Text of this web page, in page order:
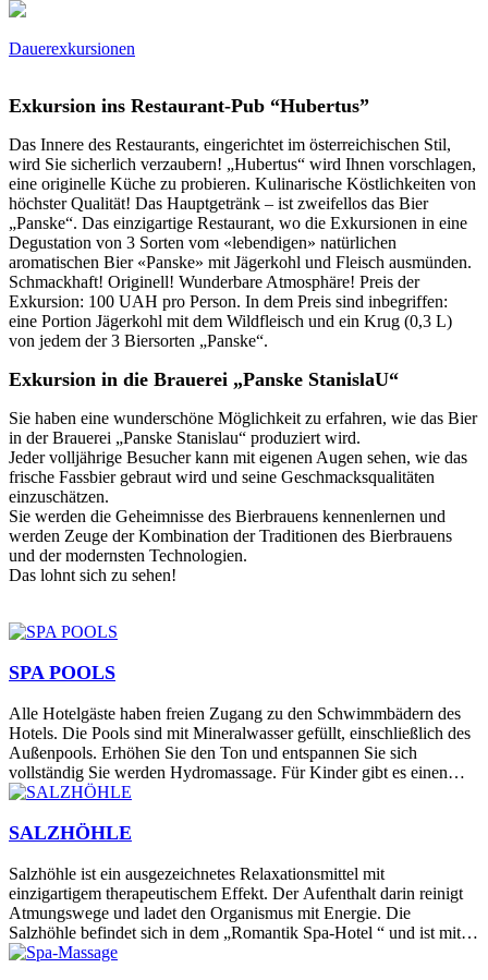
Dauerexkursionen
Exkursion ins Restaurant-Pub “Hubertus”
Das Innere des Restaurants, eingerichtet im österreichischen Stil,
wird Sie sicherlich verzaubern! „Hubertus“ wird Ihnen vorschlagen,
eine originelle Küche zu probieren. Kulinarische Köstlichkeiten von
höchster Qualität! Das Hauptgetränk – ist zweifellos das Bier
„Panske“. Das einzigartige Restaurant, wo die Exkursionen in eine
Degustation von 3 Sorten vom «lebendigen» natürlichen
aromatischen Bier «Panske» mit Jägerkohl und Fleisch ausmünden.
Schmackhaft! Originell! Wunderbare Atmosphäre! Preis der
Exkursion: 100 UAH pro Person. In dem Preis sind inbegriffen:
eine Portion Jägerkohl mit dem Wildfleisch und ein Krug (0,3 L)
von jedem der 3 Biersorten „Panske“.
Exkursion in die Brauerei „Panske StanislaU“
Sie haben eine wunderschöne Möglichkeit zu erfahren, wie das Bier
in der Brauerei „Panske Stanislau“ produziert wird.
Jeder volljährige Besucher kann mit eigenen Augen sehen, wie das
frische Fassbier gebraut wird und seine Geschmacksqualitäten
einzuschätzen.
Sie werden die Geheimnisse des Bierbrauens kennenlernen und
werden Zeuge der Kombination der Traditionen des Bierbrauens
und der modernsten Technologien.
Das lohnt sich zu sehen!
SPA POOLS
Alle Hotelgäste haben freien Zugang zu den Schwimmbädern des
Hotels. Die Pools sind mit Mineralwasser gefüllt, einschließlich des
Außenpools. Erhöhen Sie den Ton und entspannen Sie sich
vollständig Sie werden Hydromassage. Für Kinder gibt es einen
speziellen Pool mit Rutsche und aufblasbarem Spielzeug.
SALZHÖHLE
Salzhöhle ist ein ausgezeichnetes Relaxationsmittel mit
einzigartigem therapeutischem Effekt. Der Aufenthalt darin reinigt
Atmungswege und ladet den Organismus mit Energie. Die
Salzhöhle befindet sich in dem „Romantik Spa-Hotel “ und ist mit
komfortablen Liegestühlen und einem großen Fernseherschirm